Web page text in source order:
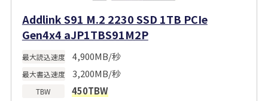
Addlink S91 M.2 2230 SSD 1TB PCIe
Gen4x4 aJP1TBS91M2P
最大読込速度 4,900MB/秒
最大書込速度 3,200MB/秒
TBW 450TBW